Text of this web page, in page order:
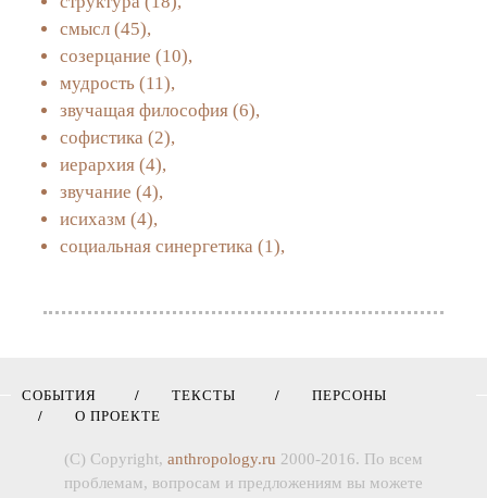
смысл (45),
созерцание (10),
мудрость (11),
звучащая философия (6),
софистика (2),
иерархия (4),
звучание (4),
исихазм (4),
социальная синергетика (1),
СОБЫТИЯ ТЕКСТЫ
ПЕРСОНЫ
О ПРОЕКТЕ
(C) Copyright, anthropology.ru 2000-2016. По всем
проблемам, вопросам и предложениям вы можете